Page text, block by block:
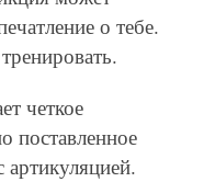
о тебе.
четкое
поставленное
артикуляцией.